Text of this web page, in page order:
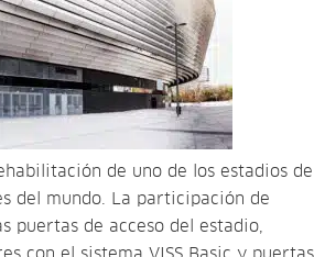
de uno de los estadios de
del mundo. La participación de
puertas de acceso del estadio,